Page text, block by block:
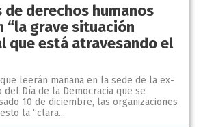
de derechos humanos
“la grave situación
que está atravesando el
leerán mañana en la sede de la ex-
del Día de la Democracia que se
10 de diciembre, las organizaciones
la “clara...